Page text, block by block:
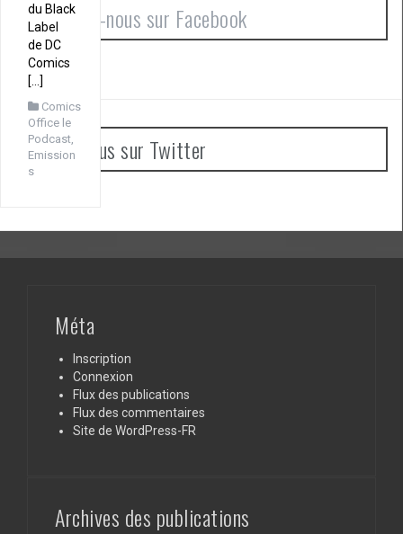
du Black
Label
de DC
Comics
[…]
Comics
Office le
Podcast,
Emission
s
Rejoignez-nous sur Facebook
Suivez-nous sur Twitter
Méta
Inscription
Connexion
Flux des publications
Flux des commentaires
Site de WordPress-FR
Archives des publications